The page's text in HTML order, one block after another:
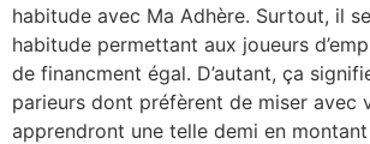
habitude avec Ma Adhère. Surtout, il
habitude permettant aux joueurs
de financment égal. D’autant, ça
parieurs dont préfèrent de miser avec
apprendront une telle demi en montant